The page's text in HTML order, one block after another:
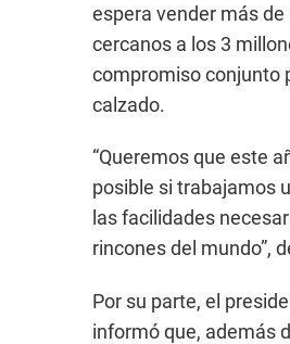
espera vender más
cercanos a los 3
compromiso conjunto
calzado.
“Queremos que este
posible si trabajamos
las facilidades
rincones del mundo”,
Por su parte, el
informó que, además